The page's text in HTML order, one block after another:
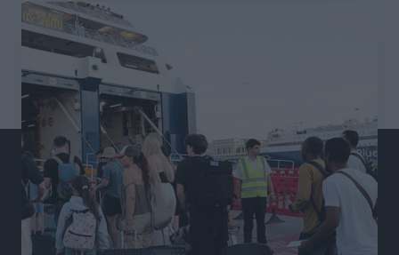
Αθλητικά• πριν 11 ώρες
Γ.Σ. Διαγόρας: Εντατική προετοιμασία και επιστροφή
Ρίζου στις Ακαδημίες
Αθλητικά πριν 11 ώρες
Εθνική Ανδρών: Ραντεβού στο Telekom Center Athens
Αθλητικά• πριν 11 ώρες
ΕΠΟ: Απέσυρε τη στήριξή της στην υποψηφιότητα
του Ινφαντίνο